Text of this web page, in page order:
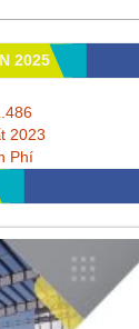
2025
2023
Phí